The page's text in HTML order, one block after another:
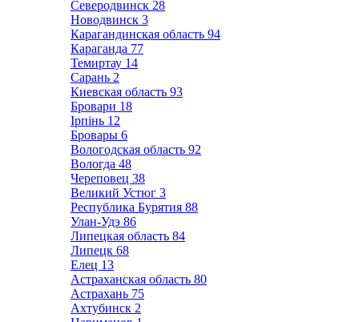
Северодвинск 28
Новодвинск 3
Карагандинская область 94
Караганда 77
Темиртау 14
Сарань 2
Киевская область 93
Бровари 18
Ірпінь 12
Бровары 6
Вологодская область 92
Вологда 48
Череповец 38
Великий Устюг 3
Республика Бурятия 88
Улан-Удэ 86
Липецкая область 84
Липецк 68
Елец 13
Астраханская область 80
Астрахань 75
Ахтубинск 2